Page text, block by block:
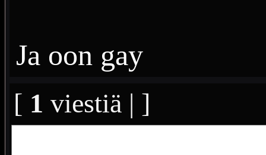
Ja oon gay
[ 1 viestiä | ]